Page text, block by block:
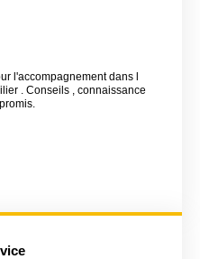
l'accompagnement dans l
. Conseils , connaissance